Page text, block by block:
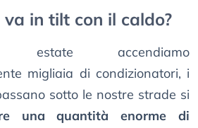
va in tilt con il caldo?
accendiamo
migliaia di condizionatori, i
sotto le nostre strade si
una quantità enorme di